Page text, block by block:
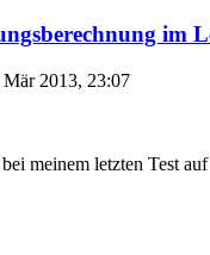
im
Mär 2013, 23:07
meinem letzten Test